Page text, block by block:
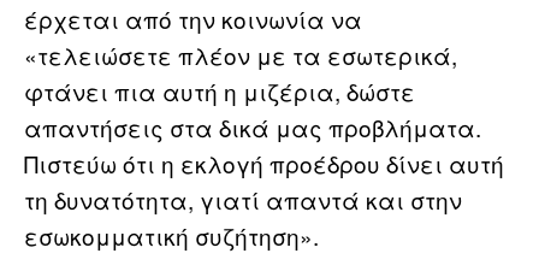
έρχεται από την κοινωνία να
«τελειώσετε πλέον με τα εσωτερικά,
φτάνει πια αυτή η μιζέρια, δώστε
απαντήσεις στα δικά μας προβλήματα.
Πιστεύω ότι η εκλογή προέδρου δίνει αυτή
τη δυνατότητα, γιατί απαντά και στην
εσωκομματική συζήτηση».